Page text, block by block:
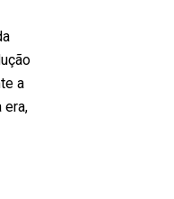
a
era,